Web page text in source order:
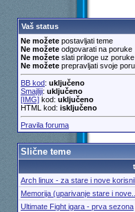
Vaš status
Ne možetepostavljati teme
Ne možeteodgovarati na poruke
Ne možeteslati priloge uz poruke
Ne možeteprepravljati svoje
BB kod: uključeno
Smajliji: uključeno
[IMG]kod: uključeno
HTML kod: isključeno
Pravila foruma
Slične teme
Arch linux - za stare i nove
Memorija (uparivanje stare i
Ultimate Fight igara - prva sezona